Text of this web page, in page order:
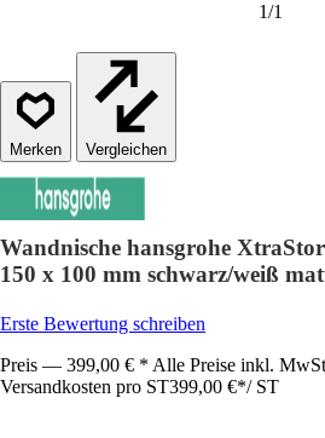
1/1
Vergleichen
Wandnische hansgrohe
150 x 100 mm schwarz/weiß
Erste Bewertung schreiben
Preis — 399,00 € * Alle Preise inkl.
Versandkosten pro ST399,00 €*/ ST